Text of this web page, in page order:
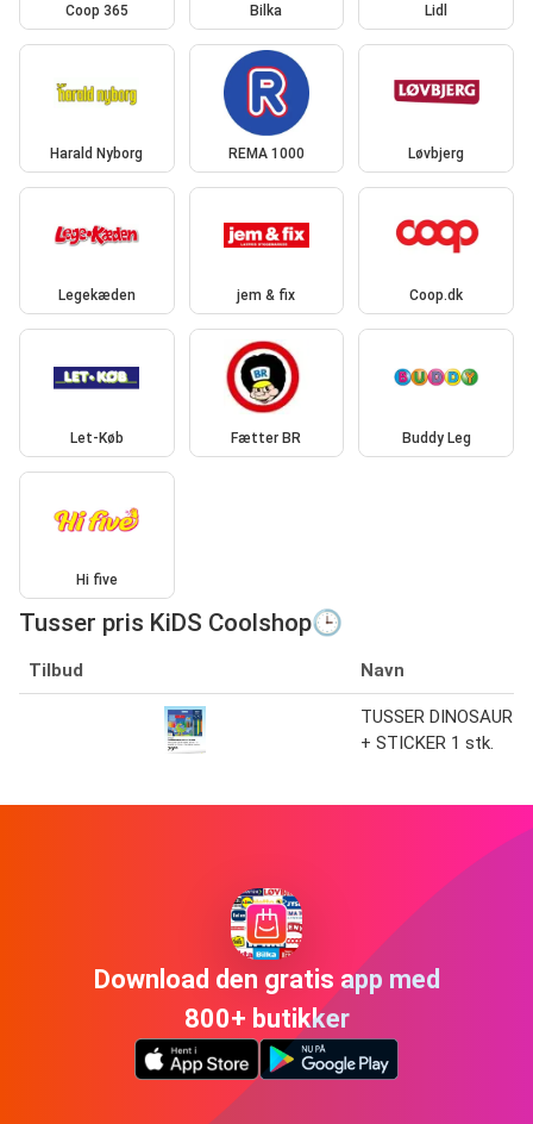
Coop 365 Bilka Lidl
Harald Nyborg REMA 1000 Løvbjerg
Legekæden jem & fix Coop.dk
Let-Køb Fætter BR Buddy Leg
Hi five
Tusser pris KiDS Coolshop🕒
Tilbud Navn
TUSSER DINOSAUR
+ STICKER 1 stk.
Download den gratis app med
800+ butikker